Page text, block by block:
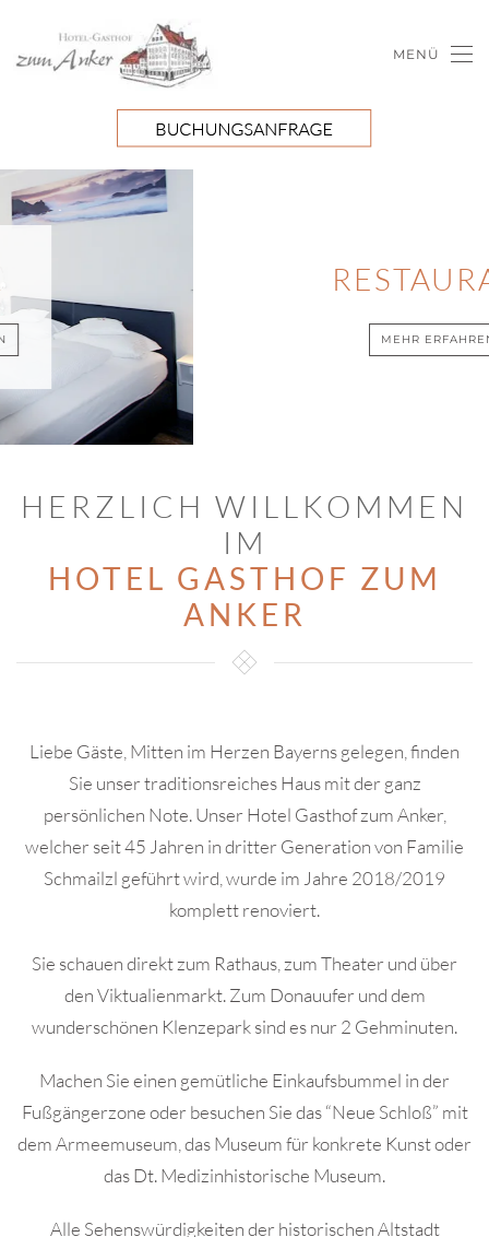
Skip to main content MENÜ
RESTAURANT
HERZLICH WILLKOMMEN
IM
HOTEL GASTHOF ZUM
ANKER
Liebe Gäste, Mitten im Herzen Bayerns gelegen, finden
Sie unser traditionsreiches Haus mit der ganz
persönlichen Note. Unser Hotel Gasthof zum Anker,
welcher seit 45 Jahren in dritter Generation von Familie
Schmailzl geführt wird, wurde im Jahre 2018/2019
komplett renoviert.
Sie schauen direkt zum Rathaus, zum Theater und über
den Viktualienmarkt. Zum Donauufer und dem
wunderschönen Klenzepark sind es nur 2 Gehminuten.
Machen Sie einen gemütliche Einkaufsbummel in der
Fußgängerzone oder besuchen Sie das “Neue Schloß” mit
dem Armeemuseum, das Museum für konkrete Kunst oder
das Dt. Medizinhistorische Museum.
Alle Sehenswürdigkeiten der historischen Altstadt